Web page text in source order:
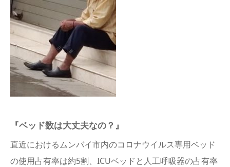
『ベッド数は大丈夫なの？』
直近におけるムンバイ市内のコロナウイルス専用ベッド
の使用占有率は約5割、ICUベッドと人工呼吸器の占有率